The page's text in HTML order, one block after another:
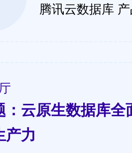
腾讯云数据库
：云原生数据库全
产力